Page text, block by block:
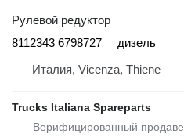
Рулевой редуктор
8112343 6798727
дизель
Италия, Vicenza, Thiene
Trucks Italiana Spareparts